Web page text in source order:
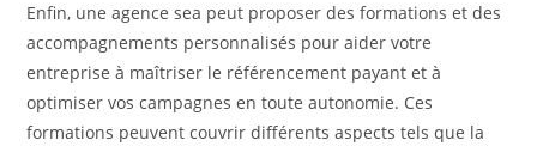
Enfin, une agence sea peut proposer des formations et des
accompagnements personnalisés pour aider votre
entreprise à maîtriser le référencement payant et à
optimiser vos campagnes en toute autonomie. Ces
formations peuvent couvrir différents aspects tels que la